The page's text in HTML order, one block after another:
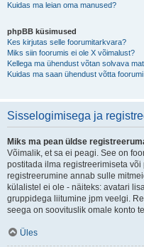
Kuidas ma leian oma manused?
phpBB küsimused
Kes kirjutas selle foorumitarkvara?
Miks siin foorumis ei ole X võimalust?
Kellega ma ühendust võtan solvava
Kuidas ma saan ühendust võtta
Sisselogimisega ja
Miks ma pean üldse
Võimalik, et sa ei peagi. See on
postitada ilma registreerimiseta
registreerumine annab sulle
külalistel ei ole - näiteks: avatari
gruppidega liitumine jpm veelgi.
seega on soovituslik omale konto
Üles